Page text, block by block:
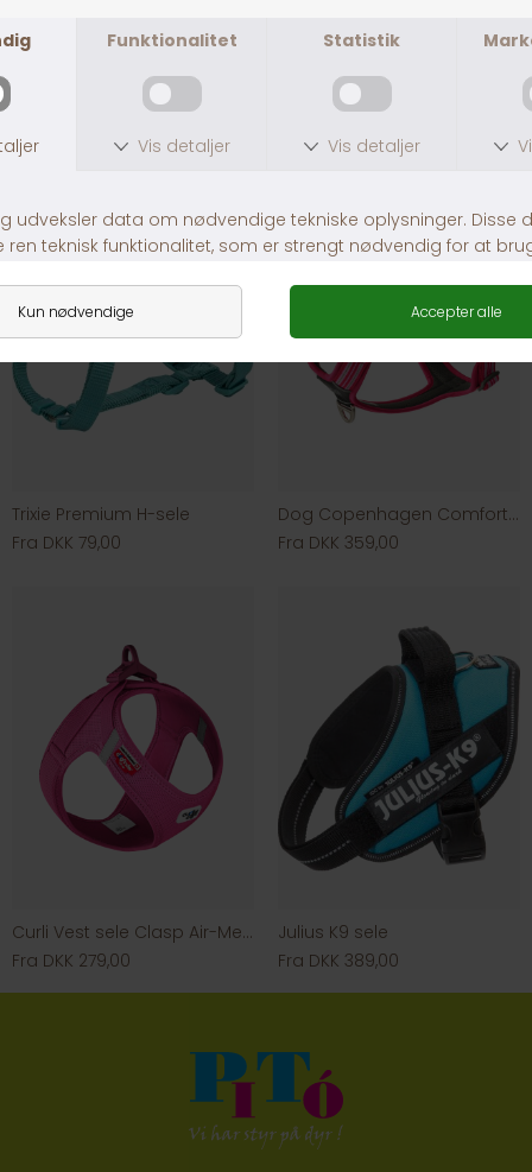
Trixie Premium H-sele
Fra DKK 79,00
Dog Copenhagen Comfort Walk Air Wild Rose
Fra DKK 359,00
Curli Vest sele Clasp Air-Mesh Fuchsia
Fra DKK 279,00
Julius K9 sele
Fra DKK 389,00